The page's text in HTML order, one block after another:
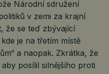
Národní sdružení
v zemi za krajní
že se teď zbývající
je na třetím místě
a naopak. Zkrátka, že
posílil silnějšího proti